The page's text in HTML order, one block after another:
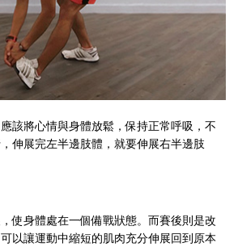
該將心情與身體放鬆，保持正常呼吸，不
伸展完左半邊肢體，就要伸展右半邊肢
使身體處在一個備戰狀態。而賽後則是改
以讓運動中縮短的肌肉充分伸展回到原本